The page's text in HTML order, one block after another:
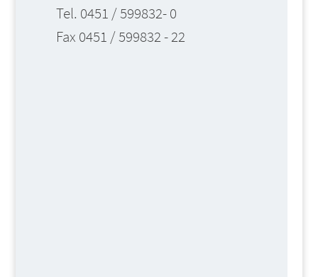
Tel. 0451 / 599832- 0
Fax 0451 / 599832 - 22